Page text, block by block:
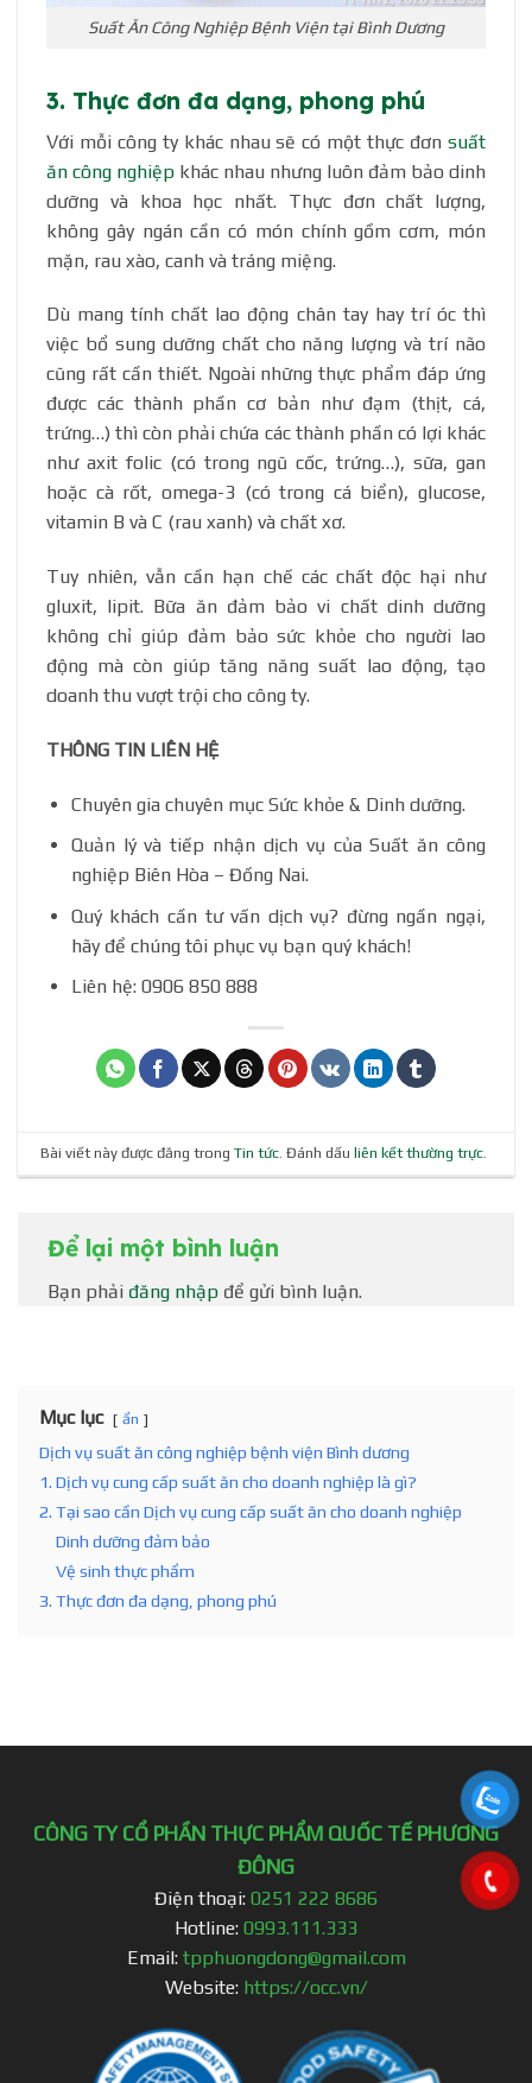
Mục lục ẩn
Dịch vụ suất ăn công nghiệp bệnh viện Bình dương
1. Dịch vụ cung cấp suất ăn cho doanh nghiệp là gì?
2. Tại sao cần Dịch vụ cung cấp suất ăn cho doanh nghiệp
Dinh dưỡng đảm bảo
Vệ sinh thực phẩm
3. Thực đơn đa dạng, phong phú
Suất Ăn Công Nghiệp Bệnh Viện tại Bình Dương
3. Thực đơn đa dạng, phong phú
Với mỗi công ty khác nhau sẽ có một thực đơn suất
ăn công nghiệp khác nhau nhưng luôn đảm bảo dinh
dưỡng và khoa học nhất. Thực đơn chất lượng,
không gây ngán cần có món chính gồm cơm, món
mặn, rau xào, canh và tráng miệng.
Dù mang tính chất lao động chân tay hay trí óc thì
việc bổ sung dưỡng chất cho năng lượng và trí não
cũng rất cần thiết. Ngoài những thực phẩm đáp ứng
được các thành phần cơ bản như đạm (thịt, cá,
trứng…) thì còn phải chứa các thành phần có lợi khác
như axit folic (có trong ngũ cốc, trứng…), sữa, gan
hoặc cà rốt, omega-3 (có trong cá biển), glucose,
vitamin B và C (rau xanh) và chất xơ.
Tuy nhiên, vẫn cần hạn chế các chất độc hại như
gluxit, lipit. Bữa ăn đảm bảo vi chất dinh dưỡng
không chỉ giúp đảm bảo sức khỏe cho người lao
động mà còn giúp tăng năng suất lao động, tạo
doanh thu vượt trội cho công ty.
THÔNG TIN LIÊN HỆ
Chuyên gia chuyên mục Sức khỏe & Dinh dưỡng.
Quản lý và tiếp nhận dịch vụ của Suất ăn công
nghiệp Biên Hòa – Đồng Nai.
Quý khách cần tư vấn dịch vụ? đừng ngần ngại,
hãy để chúng tôi phục vụ bạn quý khách!
Liên hệ: 0906 850 888
Bài viết này được đăng trongTin tức . Đánh dấuliên kết thường trực
Để lại một bình luận
Bạn phải đăng nhập để gửi bình luận.
CÔNG TY CỔ PHẦN THỰC PHẨM QUỐC TẾ PHƯƠNG
ĐÔNG
Điện thoại: 0251 222 8686
Hotline: 0993.111.333
Email: tpphuongdong@gmail.com
Website: https://occ.vn/